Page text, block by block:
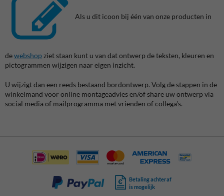
Als u dit icoon bij één van onze producten in
dewebshopziet staan kunt u van dat ontwerp de teksten, kleuren en
pictogrammen wijzigen naar eigen inzicht.
U wijzigt dan een reeds bestaand bordontwerp. Volg de stappen in de
winkelmand voor online montageadvies en/of share uw ontwerp via
social media of mailprogramma met vrienden of collega's.
Betaling achteraf
is mogelijk